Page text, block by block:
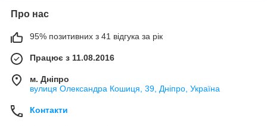
Про нас
95% позитивних з 41 відгука за рік
Працює з 11.08.2016
м. Дніпро
вулиця Олександра Кошиця, 39, Дніпро, Україна
Контакти